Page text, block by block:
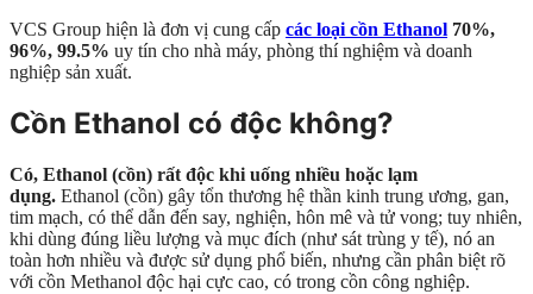
VCS Group hiện là đơn vị cung cấp các loại cồn Ethanol 70%,
96%, 99.5% uy tín cho nhà máy, phòng thí nghiệm và doanh
nghiệp sản xuất.
Cồn Ethanol có độc không?
Có, Ethanol (cồn) rất độc khi uống nhiều hoặc lạm
dụng. Ethanol (cồn) gây tổn thương hệ thần kinh trung ương, gan,
tim mạch, có thể dẫn đến say, nghiện, hôn mê và tử vong; tuy nhiên,
khi dùng đúng liều lượng và mục đích (như sát trùng y tế), nó an
toàn hơn nhiều và được sử dụng phổ biến, nhưng cần phân biệt rõ
với cồn Methanol độc hại cực cao, có trong cồn công nghiệp.